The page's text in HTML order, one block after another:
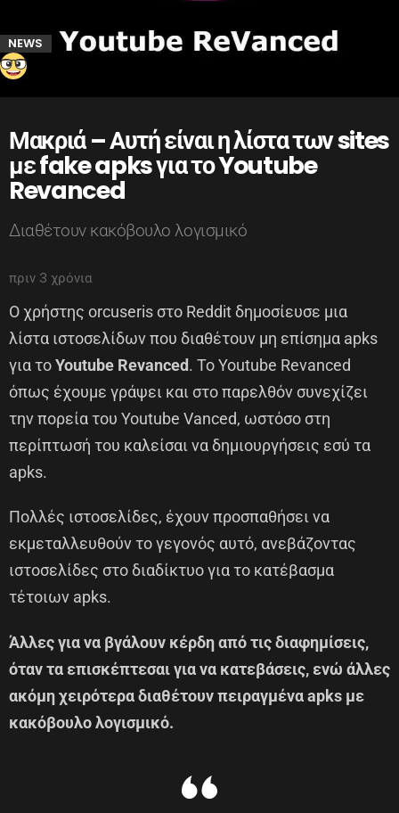
NEWS
Μακριά – Αυτή είναι η λίστα των sites
με fake apks για το Youtube
Revanced
Διαθέτουν κακόβουλο λογισμικό
πριν 3 χρόνια
Ο χρήστης orcuseris στο Reddit δημοσίευσε μια
λίστα ιστοσελίδων που διαθέτουν μη επίσημα apks
για τοYoutube Revanced. Το Youtube Revanced
όπως έχουμε γράψει και στο παρελθόν συνεχίζει
την πορεία του Youtube Vanced, ωστόσο στη
περίπτωσή του καλείσαι να δημιουργήσεις εσύ τα
apks.
Πολλές ιστοσελίδες, έχουν προσπαθήσει να
εκμεταλλευθούν το γεγονός αυτό, ανεβάζοντας
ιστοσελίδες στο διαδίκτυο για το κατέβασμα
τέτοιων apks.
Άλλες για να βγάλουν κέρδη από τις διαφημίσεις,
όταν τα επισκέπτεσαι για να κατεβάσεις, ενώ άλλες
ακόμη χειρότερα διαθέτουν πειραγμένα apks με
κακόβουλο λογισμικό.